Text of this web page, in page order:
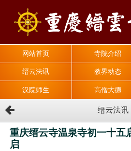
网站首页 寺院介绍
缙云法讯 教界动态
汉院师生 高僧大德
缙云法讯
重庆缙云寺温泉寺初一十五
启